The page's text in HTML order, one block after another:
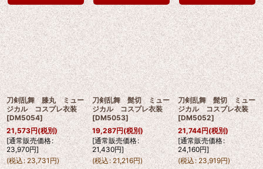
刀剣乱舞 膝丸 ミュー
ジカル コスプレ衣装
[DM5054]
21,573円(税別)
[通常販売価格:
23,970円]
(税込: 23,731円)
刀剣乱舞 髭切 ミュー
ジカル コスプレ衣装
[DM5053]
19,287円(税別)
[通常販売価格:
21,430円]
(税込: 21,216円)
刀剣乱舞 髭切 ミュー
ジカル コスプレ衣装
[DM5052]
21,744円(税別)
[通常販売価格:
24,160円]
(税込: 23,919円)